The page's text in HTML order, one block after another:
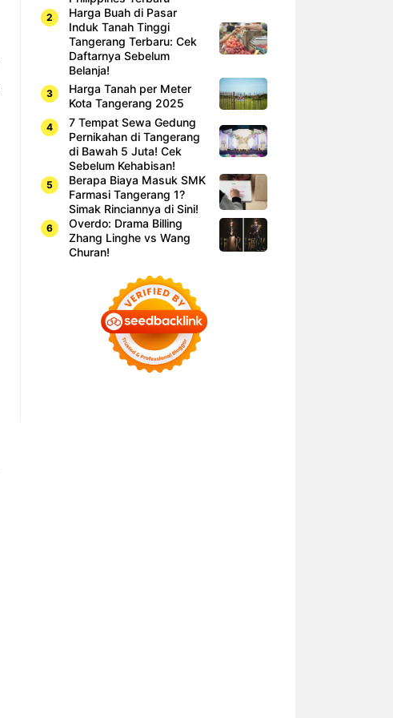
Harga Buah di Pasar
Induk Tanah Tinggi
Tangerang Terbaru: Cek
Daftarnya Sebelum
Belanja!
Harga Tanah per Meter
Kota Tangerang 2025
7 Tempat Sewa Gedung
Pernikahan di Tangerang
di Bawah 5 Juta! Cek
Sebelum Kehabisan!
Berapa Biaya Masuk SMK
Farmasi Tangerang 1?
Simak Rinciannya di Sini!
Overdo: Drama Billing
Zhang Linghe vs Wang
Churan!